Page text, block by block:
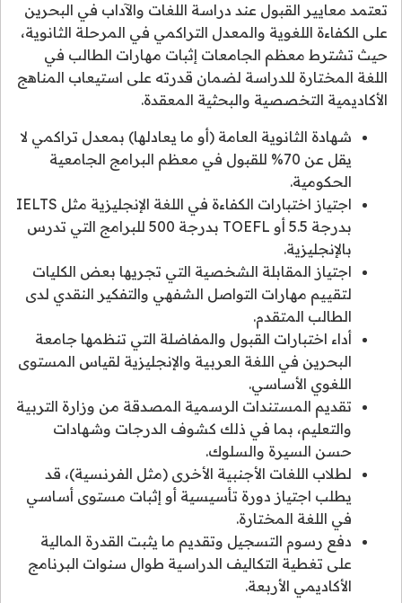
تعتمد معايير القبول عند دراسة اللغات والآداب في البحرين
على الكفاءة اللغوية والمعدل التراكمي في المرحلة الثانوية،
حيث تشترط معظم الجامعات إثبات مهارات الطالب في
اللغة المختارة للدراسة لضمان قدرته على استيعاب المناهج
الأكاديمية التخصصية والبحثية المعقدة.
شهادة الثانوية العامة (أو ما يعادلها) بمعدل تراكمي لا
يقل عن 70% للقبول في معظم البرامج الجامعية
الحكومية.
اجتياز اختبارات الكفاءة في اللغة الإنجليزية مثل IELTS
بدرجة 5.5 أو TOEFL بدرجة 500 للبرامج التي تدرس
بالإنجليزية.
اجتياز المقابلة الشخصية التي تجريها بعض الكليات
لتقييم مهارات التواصل الشفهي والتفكير النقدي لدى
الطالب المتقدم.
أداء اختبارات القبول والمفاضلة التي تنظمها جامعة
البحرين في اللغة العربية والإنجليزية لقياس المستوى
اللغوي الأساسي.
تقديم المستندات الرسمية المصدقة من وزارة التربية
والتعليم، بما في ذلك كشوف الدرجات وشهادات
حسن السيرة والسلوك.
لطلاب اللغات الأجنبية الأخرى (مثل الفرنسية)، قد
يطلب اجتياز دورة تأسيسية أو إثبات مستوى أساسي
في اللغة المختارة.
دفع رسوم التسجيل وتقديم ما يثبت القدرة المالية
على تغطية التكاليف الدراسية طوال سنوات البرنامج
الأكاديمي الأربعة.